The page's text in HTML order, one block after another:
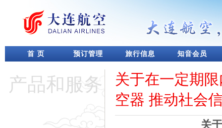
首 页 预订管理 旅行信息 知音会员
产品和服务
关于在一定期
空器 推动社会
关